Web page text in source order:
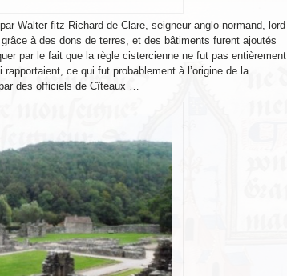
Walter fitz Richard de Clare, seigneur anglo-normand, lord
à des dons de terres, et des bâtiments furent ajoutés
par le fait que la règle cistercienne ne fut pas entièrement
ce qui fut probablement à l’origine de la
des officiels de Cîteaux …